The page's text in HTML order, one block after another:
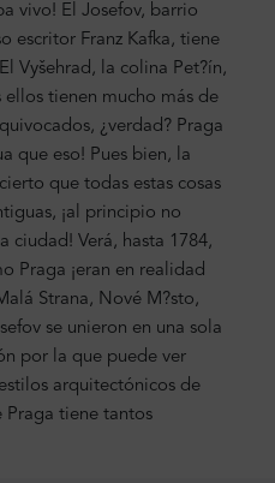
vivo! El Josefov, barrio
escritor Franz Kafka, tiene
Vyšehrad, la colina Pet?ín,
tienen mucho más de
¿verdad? Praga
que eso! Pues bien, la
que todas estas cosas
¡al principio no
ciudad! Verá, hasta 1784,
Praga ¡eran en realidad
Strana, Nové M?sto,
se unieron en una sola
por la que puede ver
arquitectónicos de
Praga tiene tantos